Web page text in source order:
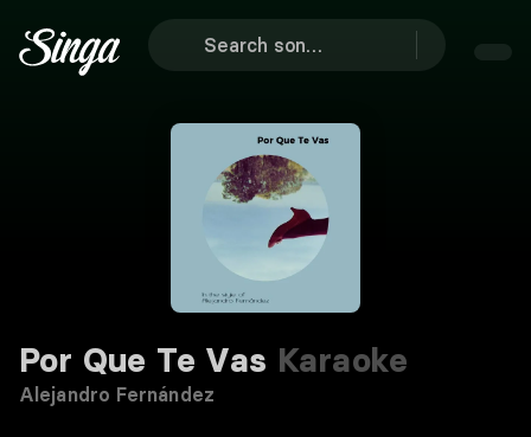
Por Que Te Vas Karaoke
Alejandro Fernández